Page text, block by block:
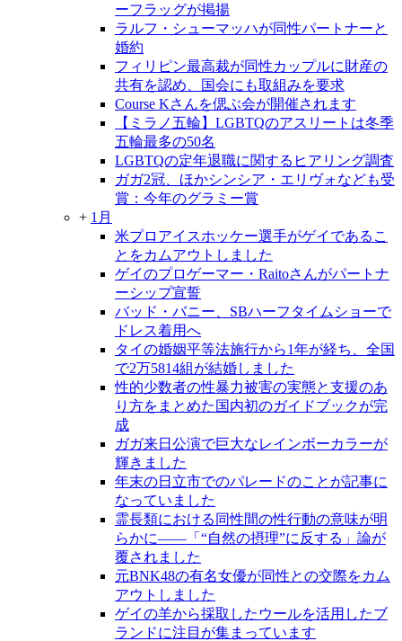
ーフラッグが掲揚
ラルフ・シューマッハが同性パートナーと
婚約
フィリピン最高裁が同性カップルに財産の
共有を認め、国会にも取組みを要求
Course Kさんを偲ぶ会が開催されます
【ミラノ五輪】LGBTQのアスリートは冬季
五輪最多の50名
LGBTQの定年退職に関するヒアリング調査
ガガ2冠、ほかシンシア・エリヴォなども受
賞：今年のグラミー賞
+ 1月
米プロアイスホッケー選手がゲイであるこ
とをカムアウトしました
ゲイのプロゲーマー・Raitoさんがパートナ
ーシップ宣誓
バッド・バニー、SBハーフタイムショーで
ドレス着用へ
タイの婚姻平等法施行から1年が経ち、全国
で2万5814組が結婚しました
性的少数者の性暴力被害の実態と支援のあ
り方をまとめた国内初のガイドブックが完
成
ガガ来日公演で巨大なレインボーカラーが
輝きました
年末の日立市でのパレードのことが記事に
なっていました
霊長類における同性間の性行動の意味が明
らかに――「“自然の摂理”に反する」論が
覆されました
元BNK48の有名女優が同性との交際をカム
アウトしました
ゲイの羊から採取したウールを活用したブ
ランドに注目が集まっています